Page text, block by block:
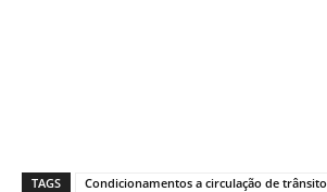
TAGS Condicionamentos a circulação de trânsito